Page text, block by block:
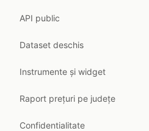
API public
Dataset deschis
Instrumente și widget
Raport prețuri pe județe
Confidentialitate